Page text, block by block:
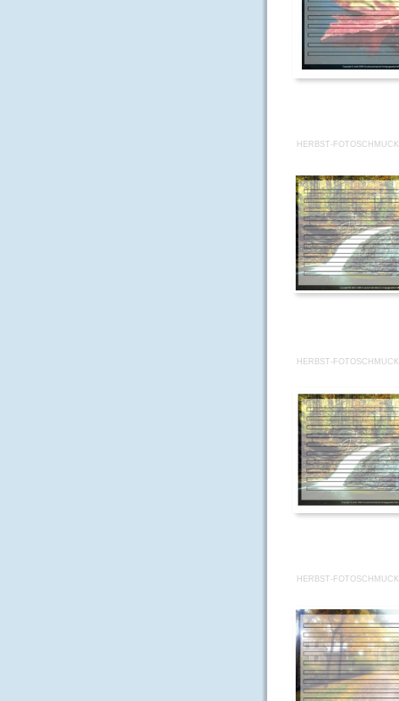
HERBST-
HERBST-
HERBST-